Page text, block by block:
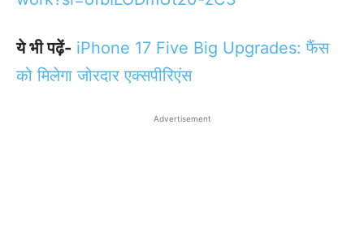
ये भी पढ़ें- iPhone 17 Five Big Upgrades: फैंस
को म‍िलेगा जोरदार एक्‍सपीर‍िएंस
Advertisement